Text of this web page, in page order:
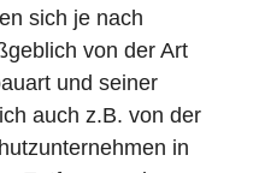
sich je nach
von der Art
und seiner
auch z.B. von der
in